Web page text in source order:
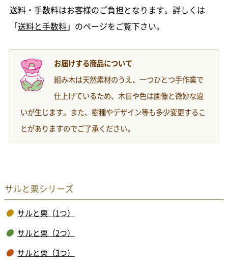
送料・手数料はお客様のご負担となります。詳しくは
「送料と手数料」のページをご覧下さい。
お届けする商品について
組み木は天然素材のうえ、一つひとつ手作業で
仕上げているため、木目や色は画像と微妙な違
いが生じます。また、樹種やデザイン等も多少変更するこ
とがありますのでご了承ください。
サルと栗シリーズ
サルと栗（1つ）
サルと栗（2つ）
サルと栗（3つ）